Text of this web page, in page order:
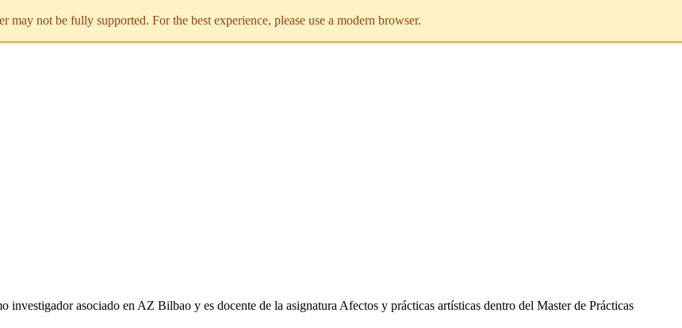
may not be fully supported. For the best experience, please use a modern browser.
investigador asociado en AZ Bilbao y es docente de la asignatura Afectos y prácticas artísticas dentro del Master de Prácticas